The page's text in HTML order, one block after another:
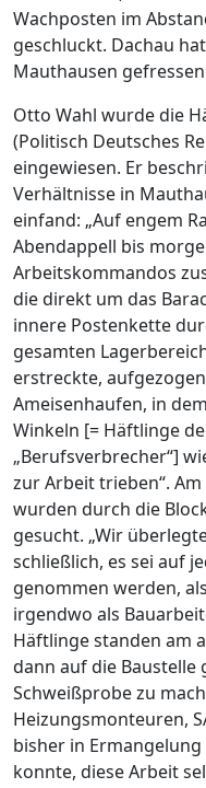
Wachposten im
geschluckt. Dachau
Mauthausen
Otto Wahl wurde die
(Politisch Deutsches
eingewiesen. Er
Verhältnisse in
einfand: „Auf engem
Abendappell bis
Arbeitskommandos
die direkt um das
innere Postenkette
gesamten
erstreckte,
Ameisenhaufen, in
Winkeln [= Häftlinge
„Berufsverbrecher“]
zur Arbeit trieben“.
wurden durch die
gesucht. „Wir
schließlich, es sei auf
genommen werden,
irgendwo als
Häftlinge standen am
dann auf die
Schweißprobe zu
Heizungsmonteuren,
bisher in
konnte, diese Arbeit